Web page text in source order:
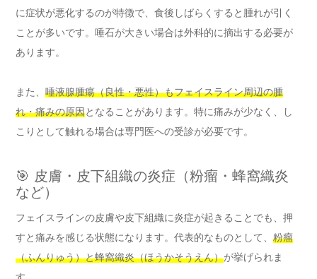
に症状が悪化するのが特徴で、食後しばらくすると腫れが引く
ことが多いです。唾石が大きい場合は外科的に摘出する必要が
あります。
また、 唾液腺腫瘍（良性・悪性）もフェイスライン周辺の腫
れ・痛みの原因となることがあります。特に痛みが少なく、し
こりとして触れる場合は専門医への受診が必要です。
🎯 皮膚・皮下組織の炎症（粉瘤・蜂窩織炎
など）
フェイスラインの皮膚や皮下組織に炎症が起きることでも、押
すと痛みを感じる状態になります。代表的なものとして、 粉瘤
（ふんりゅう）と蜂窩織炎（ほうかそうえん）が挙げられま